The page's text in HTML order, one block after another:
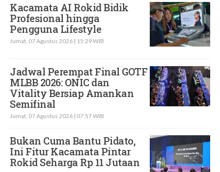
Kacamata AI Rokid Bidik
Profesional hingga
Pengguna Lifestyle
Jumat, 07 Agustus 2026 | 15:29 WIB
Jadwal Perempat Final GOTF
MLBB 2026: ONIC dan
Vitality Bersiap Amankan
Semifinal
Jumat, 07 Agustus 2026 | 07:57 WIB
Bukan Cuma Bantu Pidato,
Ini Fitur Kacamata Pintar
Rokid Seharga Rp 11 Jutaan